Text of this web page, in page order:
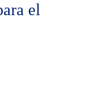
el